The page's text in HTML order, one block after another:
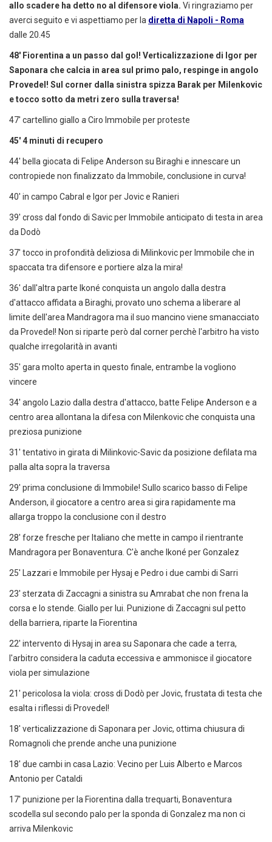
allo scadere ha detto no al difensore viola. Vi ringraziamo per
averci seguito e vi aspettiamo per la diretta di Napoli - Roma
dalle 20.45
48' Fiorentina a un passo dal gol! Verticalizzazione di Igor per
Saponara che calcia in area sul primo palo, respinge in angolo
Provedel! Sul corner dalla sinistra spizza Barak per Milenkovic
e tocco sotto da metri zero sulla traversa!
47' cartellino giallo a Ciro Immobile per proteste
45' 4 minuti di recupero
44' bella giocata di Felipe Anderson su Biraghi e innescare un
contropiede non finalizzato da Immobile, conclusione in curva!
40' in campo Cabral e Igor per Jovic e Ranieri
39' cross dal fondo di Savic per Immobile anticipato di testa in area
da Dodò
37' tocco in profondità deliziosa di Milinkovic per Immobile che in
spaccata tra difensore e portiere alza la mira!
36' dall'altra parte Ikoné conquista un angolo dalla destra
d'attacco affidata a Biraghi, provato uno schema a liberare al
limite dell'area Mandragora ma il suo mancino viene smanacciato
da Provedel! Non si riparte però dal corner perchè l'arbitro ha visto
qualche irregolarità in avanti
35' gara molto aperta in questo finale, entrambe la vogliono
vincere
34' angolo Lazio dalla destra d'attacco, batte Felipe Anderson e a
centro area allontana la difesa con Milenkovic che conquista una
preziosa punizione
31' tentativo in girata di Milinkovic-Savic da posizione defilata ma
palla alta sopra la traversa
29' prima conclusione di Immobile! Sullo scarico basso di Felipe
Anderson, il giocatore a centro area si gira rapidamente ma
allarga troppo la conclusione con il destro
28' forze fresche per Italiano che mette in campo il rientrante
Mandragora per Bonaventura. C'è anche Ikoné per Gonzalez
25' Lazzari e Immobile per Hysaj e Pedro i due cambi di Sarri
23' sterzata di Zaccagni a sinistra su Amrabat che non frena la
corsa e lo stende. Giallo per lui. Punizione di Zaccagni sul petto
della barriera, riparte la Fiorentina
22' intervento di Hysaj in area su Saponara che cade a terra,
l'arbitro considera la caduta eccessiva e ammonisce il giocatore
viola per simulazione
21' pericolosa la viola: cross di Dodò per Jovic, frustata di testa che
esalta i riflessi di Provedel!
18' verticalizzazione di Saponara per Jovic, ottima chiusura di
Romagnoli che prende anche una punizione
18' due cambi in casa Lazio: Vecino per Luis Alberto e Marcos
Antonio per Cataldi
17' punizione per la Fiorentina dalla trequarti, Bonaventura
scodella sul secondo palo per la sponda di Gonzalez ma non ci
arriva Milenkovic